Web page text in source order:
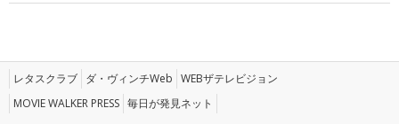
レタスクラブ ダ・ヴィンチWeb WEBザテレビジョン
MOVIE WALKER PRESS 毎日が発見ネット